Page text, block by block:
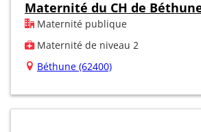
Maternité du CH de
Maternité publique
Maternité de niveau 2
Béthune (62400)